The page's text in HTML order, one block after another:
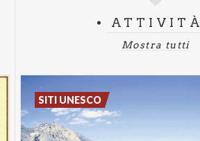
ATTIVITÀ
Mostra tutti
SITI UNESCO